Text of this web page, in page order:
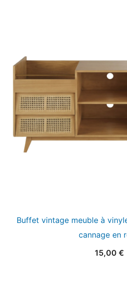
Buffet vintage meuble à
cannage en
15,00 €